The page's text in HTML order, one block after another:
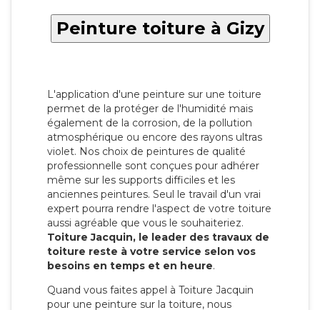
Peinture toiture à Gizy
L'application d'une peinture sur une toiture
permet de la protéger de l'humidité mais
également de la corrosion, de la pollution
atmosphérique ou encore des rayons ultras
violet. Nos choix de peintures de qualité
professionnelle sont conçues pour adhérer
même sur les supports difficiles et les
anciennes peintures. Seul le travail d'un vrai
expert pourra rendre l'aspect de votre toiture
aussi agréable que vous le souhaiteriez.
Toiture Jacquin, le leader des travaux de
toiture reste à votre service selon vos
besoins en temps et en heure.
Quand vous faites appel à Toiture Jacquin
pour une peinture sur la toiture, nous